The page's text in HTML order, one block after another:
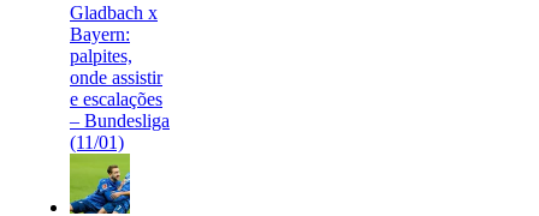
Gladbach x
Bayern:
palpites,
onde assistir
e escalações
– Bundesliga
(11/01)